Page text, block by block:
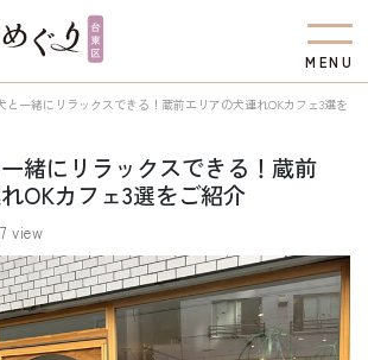
M EN U
と一緒にリラックスできる！蔵前エリアの犬連れOKカフェ3選を
緒にリラックスできる！蔵前
OKカフェ3選をご紹介
view